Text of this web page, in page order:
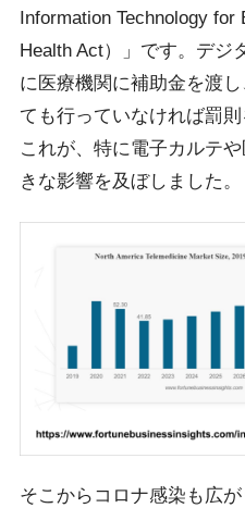
Information Technology for
Health Act）」です。デジ
に医療機関に補助金を渡
ても行っていなければ罰
これが、特に電子カルテ
きな影響を及ぼしました。
そこからコロナ感染も広